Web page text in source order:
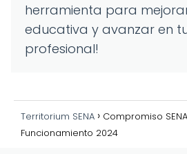
herramienta para
educativa y avanzar en
profesional!
Territorium SENA
Compromiso
Funcionamiento 2024